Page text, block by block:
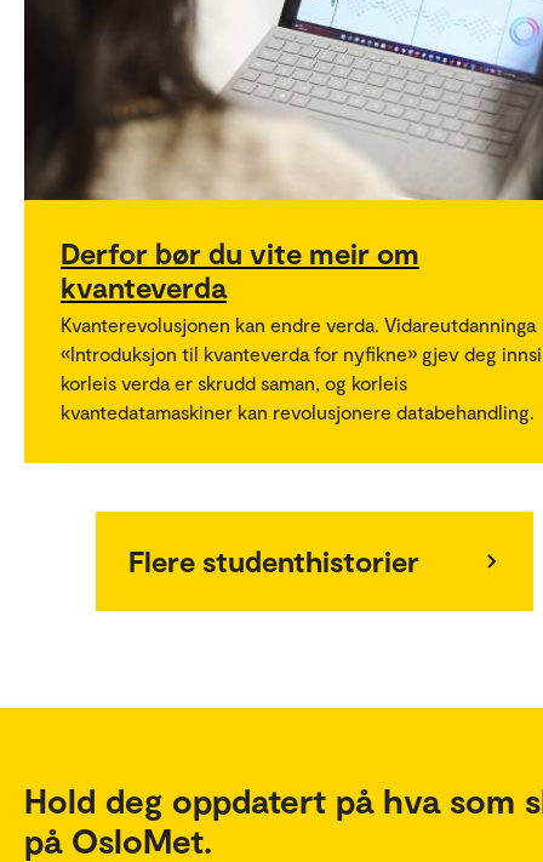
Derfor bør du vite meir om
kvanteverda
Kvanterevolusjonen kan endre verda. Vidareutdanninga
«Introduksjon til kvanteverda for nyfikne» gjev deg
korleis verda er skrudd saman, og korleis
kvantedatamaskiner kan revolusjonere databehandling.
Flere studenthistorier
Hold deg oppdatert på hva som
på OsloMet.